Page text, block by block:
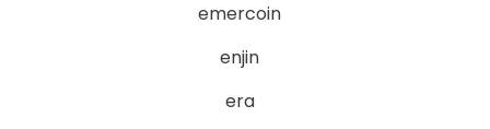
emercoin
enjin
era